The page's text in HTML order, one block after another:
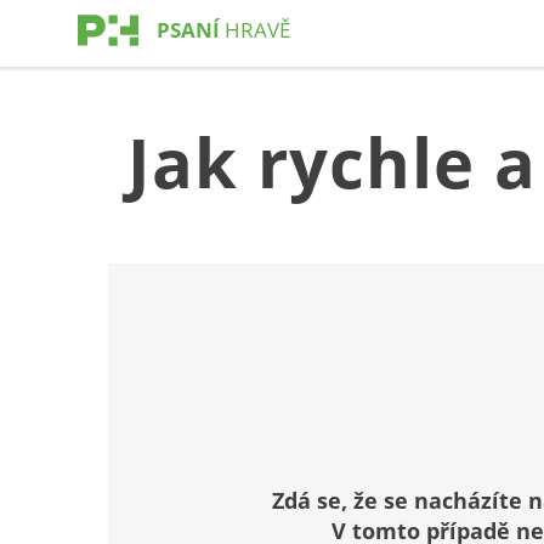
PSANÍ HRAVĚ
Jak rychle
Zdá se, že se nacházíte
V tomto případě